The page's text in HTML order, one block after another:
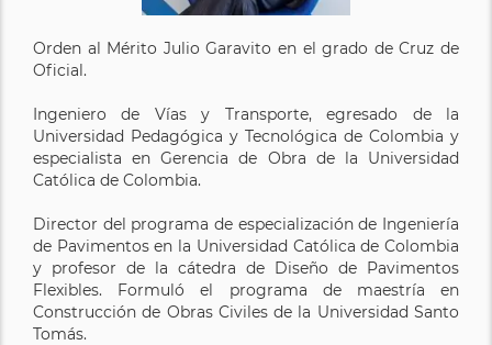
Orden al Mérito Julio Garavito en el grado de Cruz de
Oficial.
Ingeniero de Vías y Transporte, egresado de la
Universidad Pedagógica y Tecnológica de Colombia y
especialista en Gerencia de Obra de la Universidad
Católica de Colombia.
Director del programa de especialización de Ingeniería
de Pavimentos en la Universidad Católica de Colombia
y profesor de la cátedra de Diseño de Pavimentos
Flexibles. Formuló el programa de maestría en
Construcción de Obras Civiles de la Universidad Santo
Tomás.